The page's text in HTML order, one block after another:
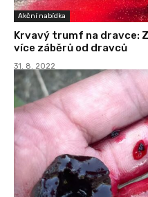
Akční nabídka
Krvavý trumf na dravce:
více záběrů od dravců
31. 8. 2022